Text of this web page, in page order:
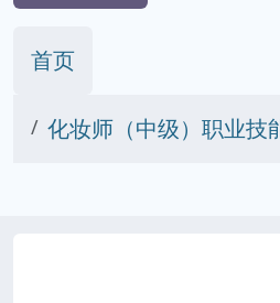
首页
化妆师（中级）职业技